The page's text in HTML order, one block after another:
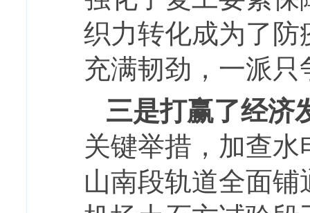
织力转化成为了
充满韧劲，一派
三是打赢了经济
关键举措，加查
山南段轨道全面